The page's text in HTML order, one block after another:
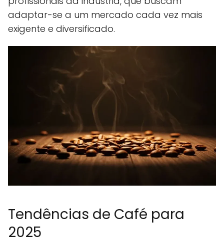
adaptar-se a um mercado cada vez mais
exigente e diversificado.
Tendências de Café para
2025